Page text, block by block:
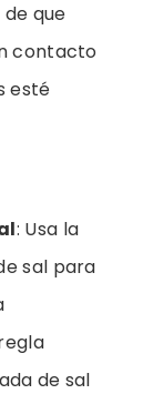
que
contacto
esté
: Usa la
sal para
de sal